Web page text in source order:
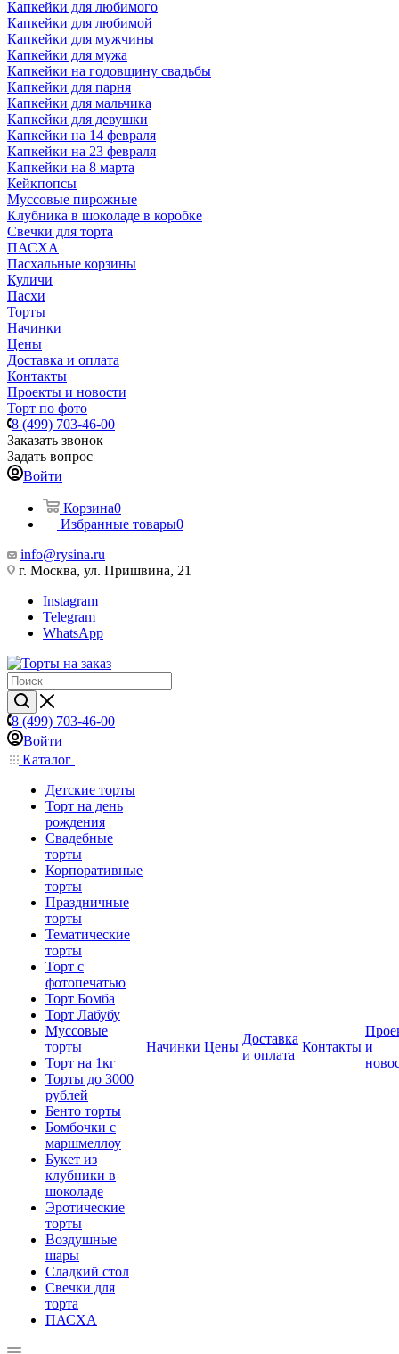
Капкейки для любимого
Капкейки для любимой
Капкейки для мужчины
Капкейки для мужа
Капкейки на годовщину свадьбы
Капкейки для парня
Капкейки для мальчика
Капкейки для девушки
Капкейки на 14 февраля
Капкейки на 23 февраля
Капкейки на 8 марта
Кейкпопсы
Муссовые пирожные
Клубника в шоколаде в коробке
Свечки для торта
ПАСХА
Пасхальные корзины
Куличи
Пасхи
Торты
Начинки
Цены
Доставка и оплата
Контакты
Проекты и новости
Торт по фото
8 (499) 703-46-00
Заказать звонок
Задать вопрос
Войти
Корзина0
Избранные товары0
info@rysina.ru
г. Москва, ул. Пришвина, 21
Instagram
Telegram
WhatsApp
8 (499) 703-46-00
Войти
Каталог
Детские торты
Торт на день
рождения
Свадебные
торты
Корпоративные
торты
Праздничные
торты
Тематические
торты
Торт с
фотопечатью
Торт Бомба
Торт Лабубу
Муссовые
торты
Торт на 1кг
Торты до 3000
рублей
Бенто торты
Бомбочки с
маршмеллоу
Букет из
клубники в
шоколаде
Эротические
торты
Воздушные
шары
Сладкий стол
Свечки для
торта
ПАСХА
Начинки Цены
Доставка
и оплата
Контакты и